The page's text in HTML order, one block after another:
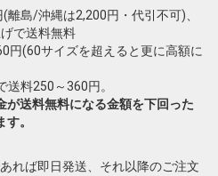
島/沖縄は2,200円・代引不可)、
で送料無料
円(60サイズを超えると更に高額に
料250～360円。
が送料無料になる金額を下回った
。
れば即日発送、それ以降のご注文